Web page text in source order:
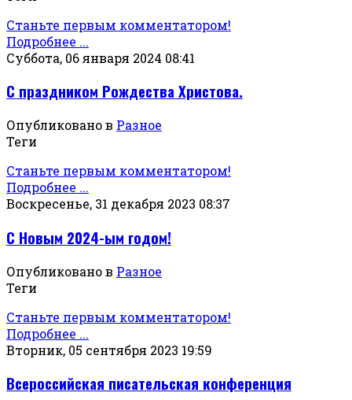
Станьте первым комментатором!
Подробнее ...
Суббота, 06 января 2024 08:41
С праздником Рождества Христова.
Опубликовано в Разное
Теги
Станьте первым комментатором!
Подробнее ...
Воскресенье, 31 декабря 2023 08:37
С Новым 2024-ым годом!
Опубликовано в Разное
Теги
Станьте первым комментатором!
Подробнее ...
Вторник, 05 сентября 2023 19:59
Всероссийская писательская конференция